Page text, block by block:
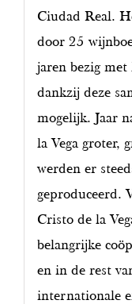
Ciudad Real.
door 25
jaren bezig
dankzij deze
mogelijk. Jaar
la Vega groter,
werden er
geproduceerd.
Cristo de la
belangrijke
en in de rest
internationale